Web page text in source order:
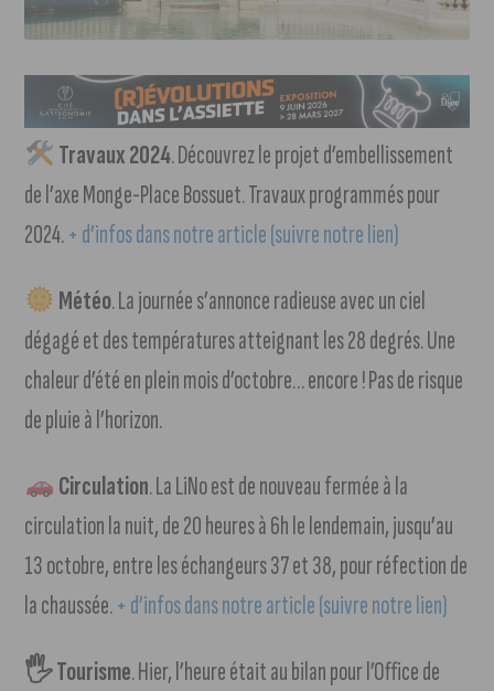
Travaux 2024. Découvrez le projet d’embellissement
de l’axe Monge-Place Bossuet. Travaux programmés pour
2024.+ d’infos dans notre article (suivre notre lien)
Météo. La journée s’annonce radieuse avec un ciel
dégagé et des températures atteignant les 28 degrés. Une
chaleur d’été en plein mois d’octobre… encore ! Pas de risque
de pluie à l’horizon.
Circulation. La LiNo est de nouveau fermée à la
circulation la nuit, de 20 heures à 6h le lendemain, jusqu’au
13 octobre, entre les échangeurs 37 et 38, pour réfection de
la chaussée.+ d’infos dans notre article (suivre notre lien)
🖐️ Tourisme. Hier, l’heure était au bilan pour l’Office de